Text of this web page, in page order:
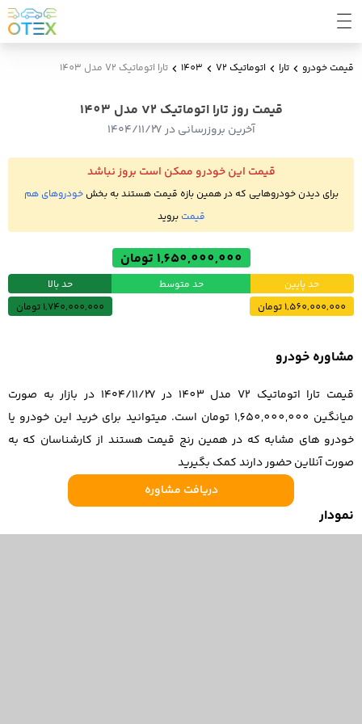
قیمت خودرو تارا اتوماتیک V2 1403 تارا اتوماتیک V2 مدل 1403
قیمت روز تارا اتوماتیک V2 مدل 1403
آخرین بروزرسانی در ۱۴۰۴/۱۱/۲۷
قیمت این خودرو ممکن است بروز نباشد
برای دیدن خودروهایی که در همین بازه قیمت هستند به بخش خودروهای هم
قیمتبروید
1,560,000,000 تومان
1,650,000,000 تومان
1,740,000,000 تومان
حد پایین حد متوسط حد بالا
مشاوره خودرو
قیمت تارا اتوماتیک V2 مدل 1403 در ۱۴۰۴/۱۱/۲۷ در بازار به صورت
میانگین 1,650,000,000 تومان است. میتوانید برای خرید این خودرو یا
خودرو های مشابه که در همین رنج قیمت هستند از کارشناسان که به
صورت آنلاین حضور دارند کمک بگیرید
دریافت مشاوره
نمودار